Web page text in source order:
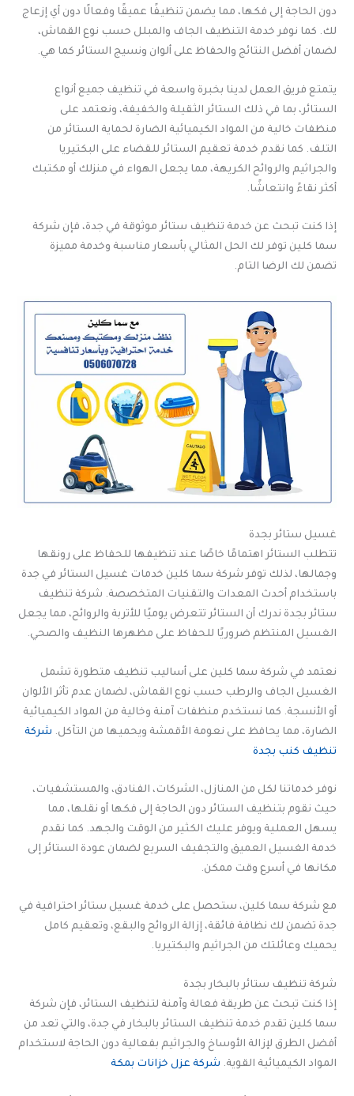
دون الحاجة إلى فكها، مما يضمن تنظيفًا عميقًا وفعالًا دون أي إزعاج
لك. كما نوفر خدمة التنظيف الجاف والمبلل حسب نوع القماش،
لضمان أفضل النتائج والحفاظ على ألوان ونسيج الستائر كما هي.
يتمتع فريق العمل لدينا بخبرة واسعة في تنظيف جميع أنواع
الستائر، بما في ذلك الستائر الثقيلة والخفيفة، ونعتمد على
منظفات خالية من المواد الكيميائية الضارة لحماية الستائر من
التلف. كما نقدم خدمة تعقيم الستائر للقضاء على البكتيريا
والجراثيم والروائح الكريهة، مما يجعل الهواء في منزلك أو مكتبك
أكثر نقاءً وانتعاشًا.
إذا كنت تبحث عن خدمة تنظيف ستائر موثوقة في جدة، فإن شركة
سما كلين توفر لك الحل المثالي بأسعار مناسبة وخدمة مميزة
تضمن لك الرضا التام.
غسيل ستائر بجدة
تتطلب الستائر اهتمامًا خاصًا عند تنظيفها للحفاظ على رونقها
وجمالها، لذلك توفر شركة سما كلين خدمات غسيل الستائر في جدة
باستخدام أحدث المعدات والتقنيات المتخصصة. شركة تنظيف
ستائر بجدة ندرك أن الستائر تتعرض يوميًا للأتربة والروائح، مما يجعل
الغسيل المنتظم ضروريًا للحفاظ على مظهرها النظيف والصحي.
نعتمد في شركة سما كلين على أساليب تنظيف متطورة تشمل
الغسيل الجاف والرطب حسب نوع القماش، لضمان عدم تأثر الألوان
أو الأنسجة. كما نستخدم منظفات آمنة وخالية من المواد الكيميائية
الضارة، مما يحافظ على نعومة الأقمشة ويحميها من التآكل. شركة
تنظيف كنب بجدة
نوفر خدماتنا لكل من المنازل، الشركات، الفنادق، والمستشفيات،
حيث نقوم بتنظيف الستائر دون الحاجة إلى فكها أو نقلها، مما
يسهل العملية ويوفر عليك الكثير من الوقت والجهد. كما نقدم
خدمة الغسيل العميق والتجفيف السريع لضمان عودة الستائر إلى
مكانها في أسرع وقت ممكن.
مع شركة سما كلين، ستحصل على خدمة غسيل ستائر احترافية في
جدة تضمن لك نظافة فائقة، إزالة الروائح والبقع، وتعقيم كامل
يحميك وعائلتك من الجراثيم والبكتيريا.
شركة تنظيف ستائر بالبخار بجدة
إذا كنت تبحث عن طريقة فعالة وآمنة لتنظيف الستائر، فإن شركة
سما كلين تقدم خدمة تنظيف الستائر بالبخار في جدة، والتي تعد من
أفضل الطرق لإزالة الأوساخ والجراثيم بفعالية دون الحاجة لاستخدام
المواد الكيميائية القوية. شركة عزل خزانات بمكة